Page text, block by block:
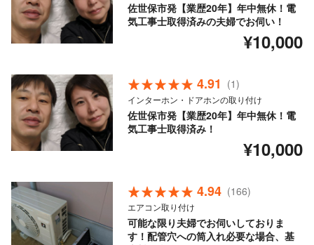
佐世保市発【業歴20年】年中無休！電
気工事士取得済みの夫婦でお伺い！
¥10,000
4.91 (1)
インターホン・ドアホンの取り付け
佐世保市発【業歴20年】年中無休！電
気工事士取得済み！
¥10,000
4.94 (166)
エアコン取り付け
可能な限り夫婦でお伺いしておりま
す！配管穴への筒入れ必要な場合、基